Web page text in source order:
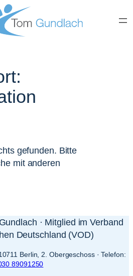
gefunden. Bitte
mit anderen
· Mitglied im Verband
Deutschland (VOD)
Berlin, 2. Obergeschoss · Telefon:
89091250